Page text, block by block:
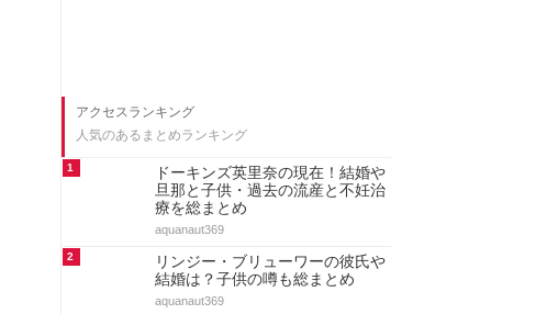
アクセスランキング
人気のあるまとめランキング
1
ドーキンズ英里奈の現在！結婚や
旦那と子供・過去の流産と不妊治
療を総まとめ
aquanaut369
2
リンジー・ブリューワーの彼氏や
結婚は？子供の噂も総まとめ
aquanaut369